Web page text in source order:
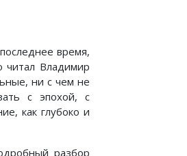
время,
читал Владимир
ни с чем не
с эпохой, с
как глубоко и
разбор